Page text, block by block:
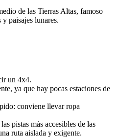
de las Tierras Altas, famoso
y paisajes lunares.
un 4x4.
ya que hay pocas estaciones de
conviene llevar ropa
pistas más accesibles de las
ruta aislada y exigente.